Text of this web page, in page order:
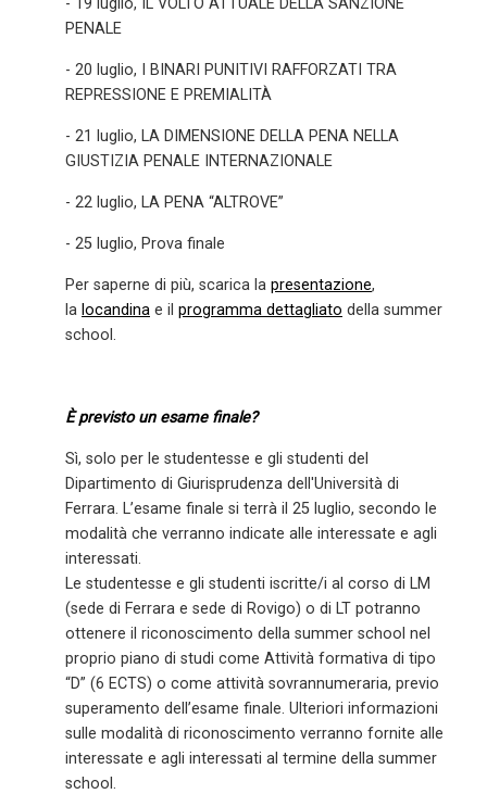
- 19 luglio, IL VOLTO ATTUALE DELLA SANZIONE
PENALE
- 20 luglio, I BINARI PUNITIVI RAFFORZATI TRA
REPRESSIONE E PREMIALITÀ
- 21 luglio, LA DIMENSIONE DELLA PENA NELLA
GIUSTIZIA PENALE INTERNAZIONALE
- 22 luglio, LA PENA “ALTROVE”
- 25 luglio, Prova finale
Per saperne di più, scarica la presentazione,
la locandina e il programma dettagliato della summer
school.
È previsto un esame finale?
Sì, solo per le studentesse e gli studenti del
Dipartimento di Giurisprudenza dell'Università di
Ferrara. L’esame finale si terrà il 25 luglio, secondo le
modalità che verranno indicate alle interessate e agli
interessati.
Le studentesse e gli studenti iscritte/i al corso di LM
(sede di Ferrara e sede di Rovigo) o di LT potranno
ottenere il riconoscimento della summer school nel
proprio piano di studi come Attività formativa di tipo
“D” (6 ECTS) o come attività sovrannumeraria, previo
superamento dell’esame finale. Ulteriori informazioni
sulle modalità di riconoscimento verranno fornite alle
interessate e agli interessati al termine della summer
school.